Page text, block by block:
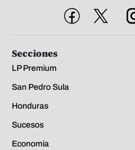
Secciones
LP Premium
San Pedro Sula
Honduras
Sucesos
Economía